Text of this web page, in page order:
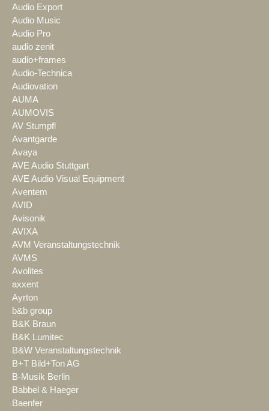
Audio Export
Audio Music
Audio Pro
audio zenit
audio+frames
Audio-Technica
Audiovation
AUMA
AUMOVIS
AV Stumpfl
Avantgarde
Avaya
AVE Audio Stuttgart
AVE Audio Visual Equipment
Aventem
AVID
Avisonik
AVIXA
AVM Veranstaltungstechnik
AVMS
Avolites
axxent
Ayrton
b&b group
B&K Braun
B&K Lumitec
B&W Veranstaltungstechnik
B+T Bild+Ton AG
B-Musik Berlin
Babbel & Haeger
Baenfer